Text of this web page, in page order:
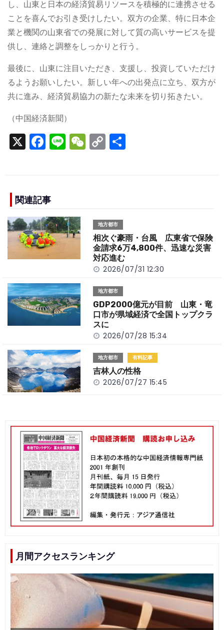
し、山東と日本の経済貿易リソースを積極的に連携させる
ことを喜んでお引き受けしたい。双方の企業、特に日本企
業と機関の山東省での発展に対して質の高いサービスを提
供し、連絡と調整をしっかりと行う。
最後に、山東に注目いただき、支援し、投資していただけ
るようお願いしたい。新しい年への出発点に立ち、双方が
共に進み、経済貿易協力の新たな未来を切り拓きたい。
（中国経済新聞）
X F
a
e
b
o
o
k
Li
n
W
e
C
o
n
k
関連記事
地方都市
相次ぐ豪雨・台風 広東省で保険
金請求6万4,800件、迅速な災害
対応進む
2026/07/31 12:30
地方都市
GDP2000億元が目前 山東・竜
口市が県域経済で全国トップクラ
スに
2026/07/28 15:34
地方都市 有料記事
吉林人の性格
2026/07/27 15:45
月間アクセスランキング